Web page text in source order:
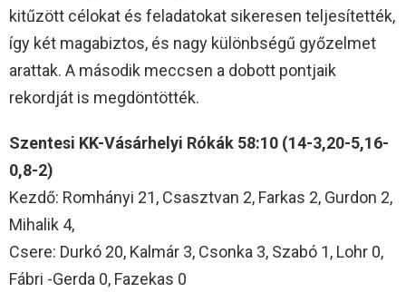
kitűzött célokat és feladatokat sikeresen teljesítették,
így két magabiztos, és nagy különbségű győzelmet
arattak. A második meccsen a dobott pontjaik
rekordját is megdöntötték.
Szentesi KK-Vásárhelyi Rókák 58:10 (14-3,20-5,16-
0,8-2)
Kezdő: Romhányi 21, Csasztvan 2, Farkas 2, Gurdon 2,
Mihalik 4,
Csere: Durkó 20, Kalmár 3, Csonka 3, Szabó 1, Lohr 0,
Fábri -Gerda 0, Fazekas 0